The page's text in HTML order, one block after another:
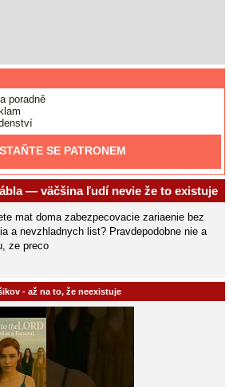
poradně
STAŇTE SE PATRONEM
— väčšina ľudí nevie že to existuje
mat doma zabezpecovacie zariaenie bez
a nevzhladnych list? Pravdepodobne nie a
ze preco
- až na to, že neexistuje